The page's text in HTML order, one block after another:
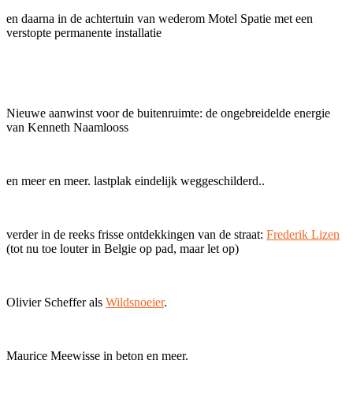
en daarna in de achtertuin van wederom Motel Spatie met een
verstopte permanente installatie
Nieuwe aanwinst voor de buitenruimte: de ongebreidelde energie
van Kenneth Naamlooss
en meer en meer. lastplak eindelijk weggeschilderd..
verder in de reeks frisse ontdekkingen van de straat: Frederik Lizen
(tot nu toe louter in Belgie op pad, maar let op)
Olivier Scheffer als Wildsnoeier.
Maurice Meewisse in beton en meer.